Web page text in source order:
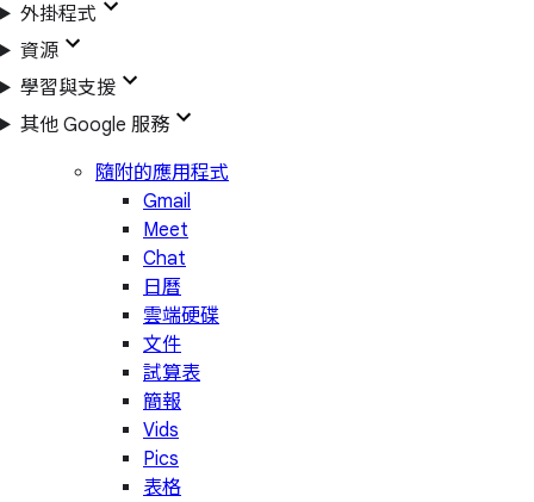
外掛程式
資源
學習與支援
其他 Google 服務
隨附的應用程式
Gmail
Meet
Chat
日曆
雲端硬碟
文件
試算表
簡報
Vids
Pics
表格